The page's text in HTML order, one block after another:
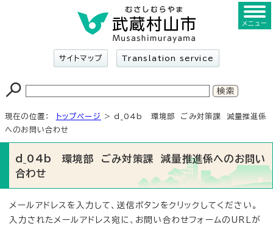
サイトマップ Translation service
メニュー
現在の位置： トップページ
> d_04b 環境部 ごみ対策課 減量推進係
へのお問い合わせ
d_04b 環境部 ごみ対策課 減量推進係へのお問い
合わせ
メールアドレスを入力して、送信ボタンをクリックしてください。
入力されたメールアドレス宛に、お問い合わせフォームのURLが